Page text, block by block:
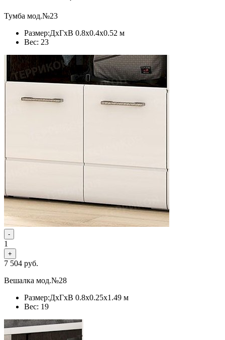
Тумба мод.№23
Размер:ДхГхВ 0.8x0.4x0.52 м
Вес: 23
-
1
+
7 504 руб.
Вешалка мод.№28
Размер:ДхГхВ 0.8x0.25x1.49 м
Вес: 19